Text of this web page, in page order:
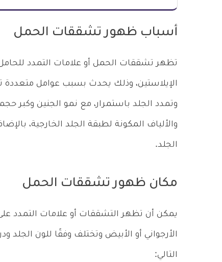
أسباب ظهور تشققات الحمل
تظهر تشققات الحمل أو علامات التمدد
الإيلاستين، وذلك يحدث بسبب عوامل متعددة
وتمدد الجلد باستمرار، مع نمو الجنين وكبر
والألياف المكونة لطبقة الجلد الخارجية،
الجلد.
مكان ظهور تشققات الحمل
يمكن أن تظهر التشققات أو علامات التمدد
الأرجواني أو الأبيض وتختلف وفقًا للون
التالي: